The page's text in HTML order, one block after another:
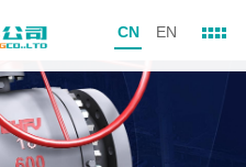
CN EN